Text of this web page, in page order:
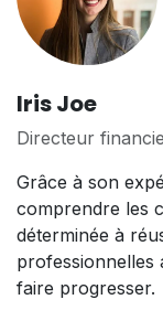
Iris Joe
Directeur
Grâce à son
comprendre les
déterminée à
professionnelles
faire progresser.